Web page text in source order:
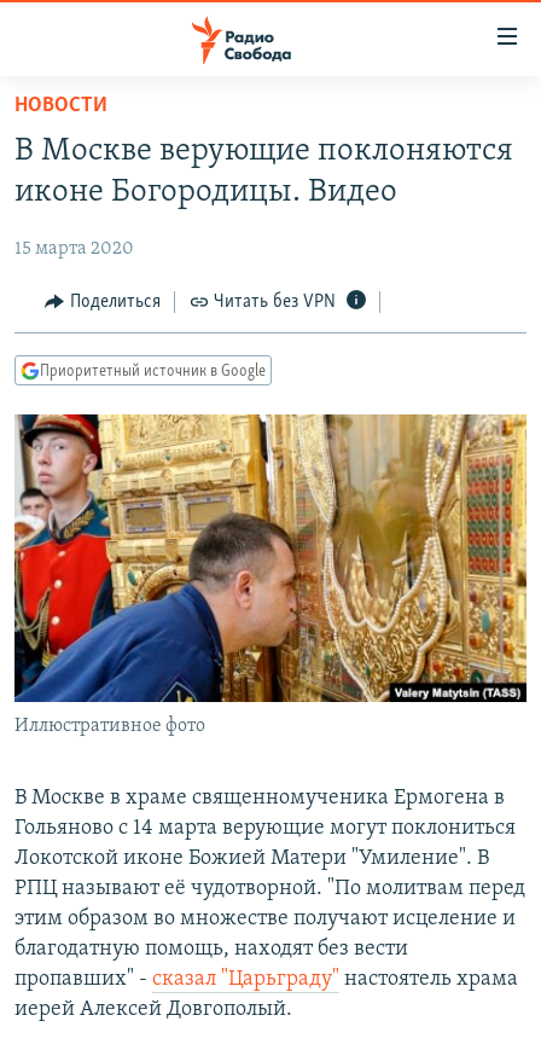
упрощенного
доступа
основному
Вернутся
главной
навигации
Вернутся
поиску
АВТОРСКИЕ ПРОЕКТЫ
ЦИТАТЫ СВОБОДЫ
МНЕНИЯ
IDEL.РЕАЛИИ
КАВКАЗ.РЕАЛИИ
СЕВЕР.РЕАЛИИ
СИБИРЬ.РЕАЛИИ
РАСПИСАНИЕ ВЕЩАНИЯ
ПОДПИШИТЕСЬ НА РАССЫЛКУ
СОЦИАЛЬНЫЕ СЕТИ
Все сайты РСЕ/РС
НОВОСТИ
В Москве верующие поклоняются
иконе Богородицы. Видео
15 марта 2020
Поделиться Читать без VPN
Приоритетный источник в Google
Иллюстративное фото
В Москве в храме священномученика Ермогена в
Гольяново с 14 марта верующие могут поклониться
Локотской иконе Божией Матери "Умиление". В
РПЦ называют её чудотворной. "По молитвам перед
этим образом во множестве получают исцеление и
благодатную помощь, находят без вести
пропавших" - сказал "Царьграду" настоятель храма
иерей Алексей Довгополый.